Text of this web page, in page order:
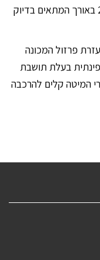
האורך מחברים 12 סלאטים של אורן 25/100 באורך המתאים בדיוק
פרזול המכונה
בעלת תושבת
המיטה קלים להרכבה